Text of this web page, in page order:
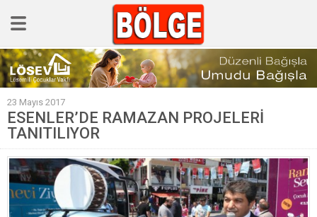
GÜNCEL
POLİTİKA
Polis & Adliye
SPOR
EKONOMİ
YAZARLAR
23 Mayıs 2017
ESENLER’DE RAMAZAN PROJELERİ
TANITILIYOR